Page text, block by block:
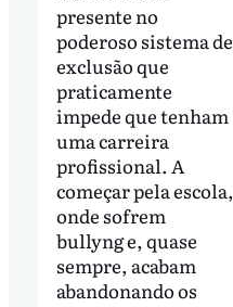
presente no
poderoso sistema de
exclusão que
praticamente
impede que tenham
uma carreira
profissional. A
começar pela escola,
onde sofrem
bullyng e, quase
sempre, acabam
abandonando os